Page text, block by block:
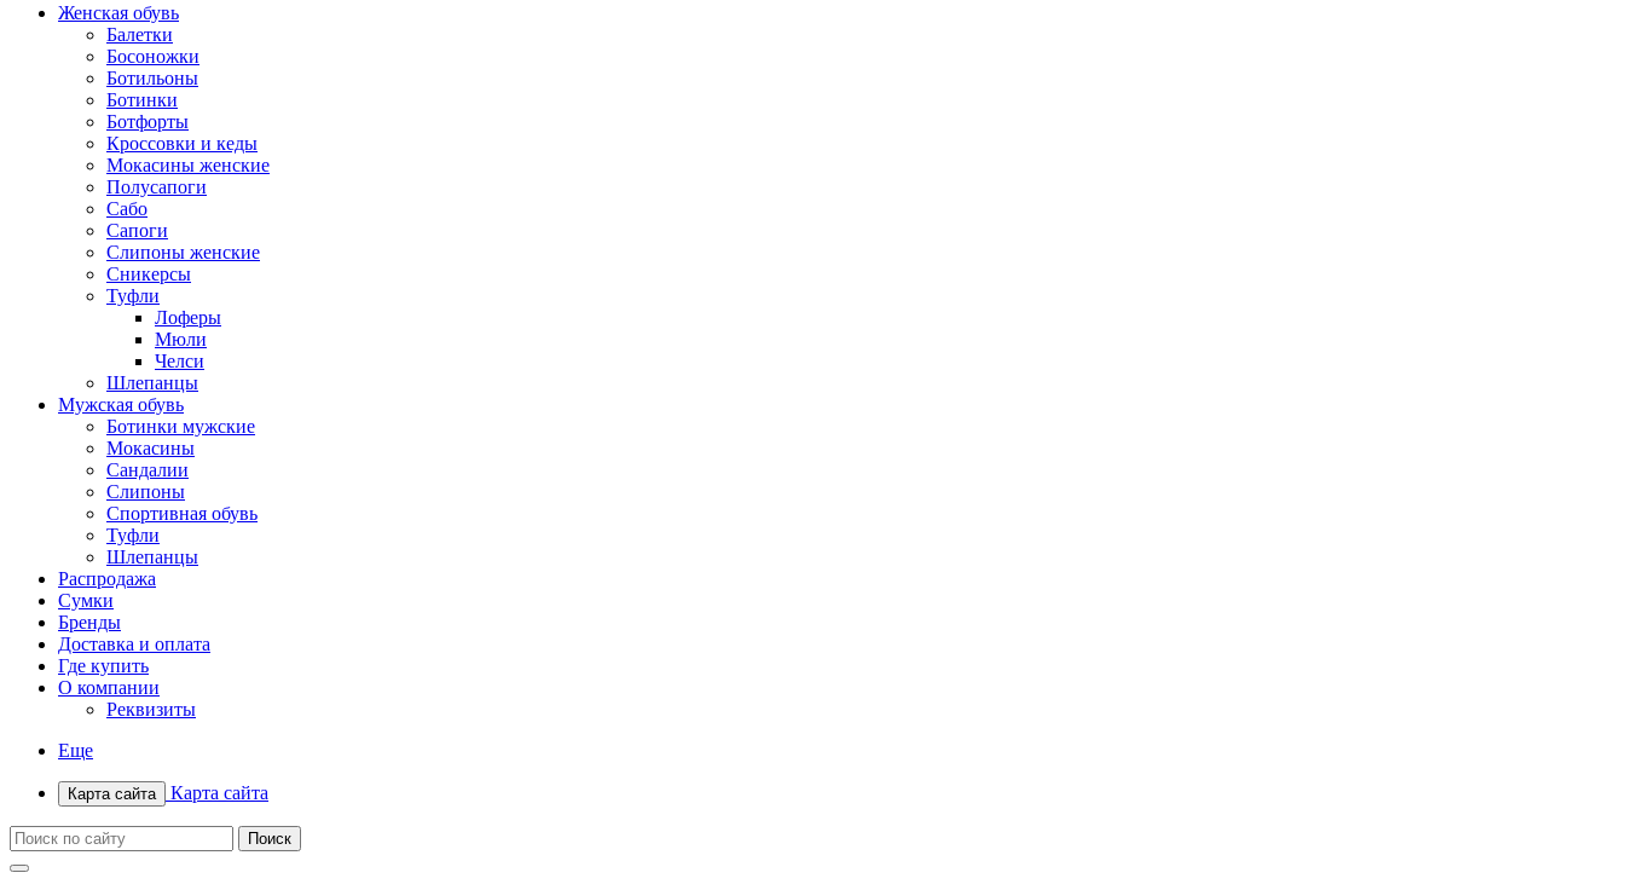
Женская обувь
Балетки
Босоножки
Ботильоны
Ботинки
Ботфорты
Кроссовки и кеды
Мокасины женские
Полусапоги
Сабо
Сапоги
Слипоны женские
Сникерсы
Туфли
Лоферы
Мюли
Челси
Шлепанцы
Мужская обувь
Ботинки мужские
Мокасины
Сандалии
Слипоны
Спортивная обувь
Туфли
Шлепанцы
Распродажа
Сумки
Бренды
Доставка и оплата
Где купить
О компании
Реквизиты
Еще
Карта сайта Карта сайта